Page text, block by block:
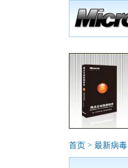
首页 > 最新病毒